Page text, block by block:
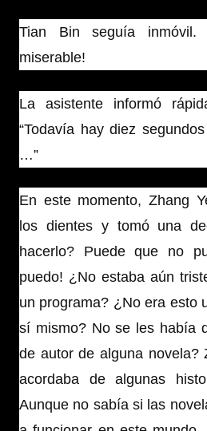
Tian Bin seguía inmóvil.
miserable!
La asistente informó
“Todavía hay diez
…”
En este momento, Zhang
los dientes y tomó una
hacerlo? Puede que no
puedo! ¿No estaba aún
un programa? ¿No era esto
sí mismo? No se les había
de autor de alguna novela?
acordaba de algunas
Aunque no sabía si las